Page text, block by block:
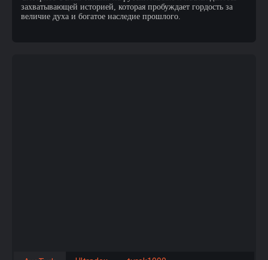
захватывающей историей, которая пробуждает гордость за
величие духа и богатое наследие прошлого.